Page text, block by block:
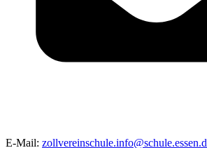
E-Mail: zollvereinschule.info@